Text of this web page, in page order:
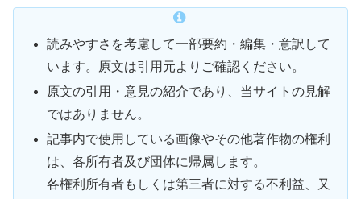
読みやすさを考慮して一部要約・編集・意訳して
います。原文は引用元よりご確認ください。
原文の引用・意見の紹介であり、当サイトの見解
ではありません。
記事内で使用している画像やその他著作物の権利
は、各所有者及び団体に帰属します。
各権利所有者もしくは第三者に対する不利益、又